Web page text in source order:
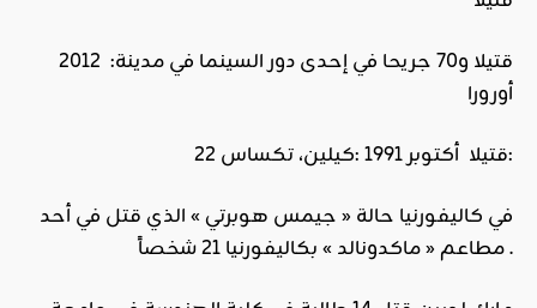
2012 :قتيلا و70 جريحا في إحدى دور السينما في مدينة
أورورا
22 قتيلا أكتوبر 1991 :كيلين، تكساس:
في كاليفورنيا حالة « جيمس هوبرتي » الذي قتل في أحد
مطاعم « ماكدونالد » بكاليفورنيا 21 شخصاً .